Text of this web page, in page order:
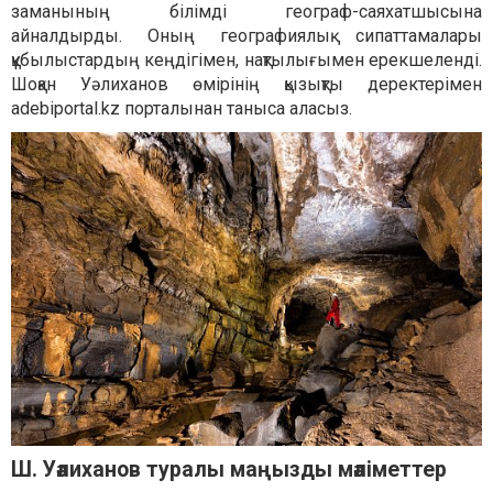
заманының білімді географ-саяхатшысына
айналдырды. Оның географиялық сипаттамалары
құбылыстардың кеңдігімен, нақтылығымен ерекшеленді.
Шоқан Уәлиханов өмірінің қызықты деректерімен
adebiportal.kz порталынан таныса аласыз.
Ш. Уәлиханов туралы маңызды мәліметтер